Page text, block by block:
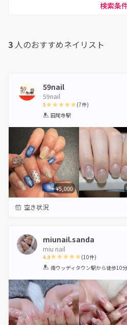
検索条
3 人のおすすめネイリスト
59nail
59nail
5
1 2 3 4 5
(7件)
田尾寺駅
¥5,000
空き状況
miunail.sanda
miu nail
4.9
1 2 3 4 5
(10件)
南ウッディタウン駅から徒歩10分